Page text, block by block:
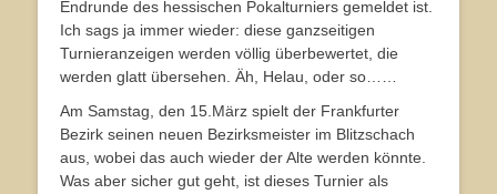
Endrunde des hessischen Pokalturniers gemeldet ist.
Ich sags ja immer wieder: diese ganzseitigen
Turnieranzeigen werden völlig überbewertet, die
werden glatt übersehen. Äh, Helau, oder so……
Am Samstag, den 15.März spielt der Frankfurter
Bezirk seinen neuen Bezirksmeister im Blitzschach
aus, wobei das auch wieder der Alte werden könnte.
Was aber sicher gut geht, ist dieses Turnier als